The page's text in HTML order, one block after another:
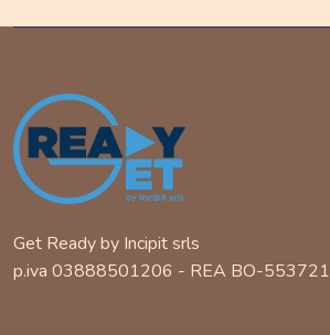
Get Ready by Incipit srls
p.iva 03888501206 - REA BO-553721